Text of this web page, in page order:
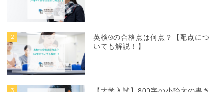
2
英検®の合格点は何点？【配点につ
いても解説！】
3